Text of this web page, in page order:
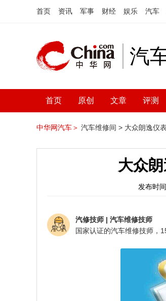
首页 资讯 军事 财经 娱乐 汽车
汽
首页 原创 文章 评测
中华网汽车＞ 汽车维修间 > 大众朗逸仪
大众
发布时
汽修技师 | 汽车维修技师